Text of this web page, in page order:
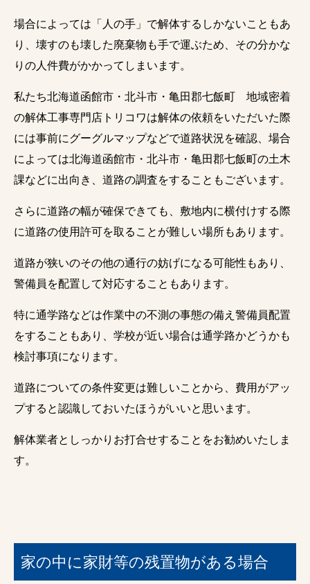
場合によっては「人の手」で解体するしかないこともあ
り、壊すのも壊した廃棄物も手で運ぶため、その分かな
りの人件費がかかってしまいます。
私たち北海道函館市・北斗市・亀田郡七飯町 地域密着
の解体工事専門店トリコワは解体の依頼をいただいた際
には事前にグーグルマップなどで道路状況を確認、場合
によっては北海道函館市・北斗市・亀田郡七飯町の土木
課などに出向き、道路の調査をすることもございます。
さらに道路の幅が確保できても、敷地内に横付けする際
に道路の使用許可を取ることが難しい場所もあります。
道路が狭いのその他の通行の妨げになる可能性もあり、
警備員を配置して対応することもあります。
特に通学路などは作業中の不測の事態の備え警備員配置
をすることもあり、学校が近い場合は通学路かどうかも
検討事項になります。
道路についての条件変更は難しいことから、費用がアッ
プすると認識しておいたほうがいいと思います。
解体業者としっかりお打合せすることをお勧めいたしま
す。
家の中に家財等の残置物がある場合